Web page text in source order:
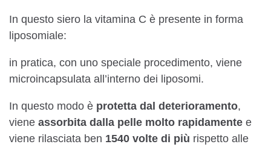
In questo siero la vitamina C è presente in forma
liposomiale:
in pratica, con uno speciale procedimento, viene
microincapsulata all’interno dei liposomi.
In questo modo è protetta dal deterioramento,
viene assorbita dalla pelle molto rapidamente e
viene rilasciata ben 1540 volte di più rispetto alle